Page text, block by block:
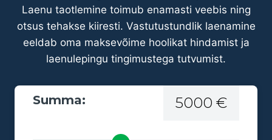
Laenu taotlemine toimub enamasti veebis ning
otsus tehakse kiiresti. Vastutustundlik laenamine
eeldab oma maksevõime hoolikat hindamist ja
laenulepingu tingimustega tutvumist.
Summa: 5000 €